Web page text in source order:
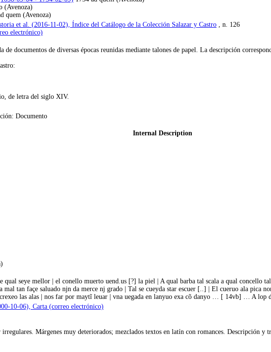
(Avenoza)
quem (Avenoza)
et al. (2016-11-02), Índice del Catálogo de la Colección Salazar y Castro , n. 126
electrónico)
documentos de diversas épocas reunidas mediante talones de papel. La descripción
de letra del siglo XIV.
Documento
Internal Description
seye mellor | el conello muerto uend.us [?] la piel | A qual barba tal scala a qual concello
tan façe saluado njn da merce nj grado | Tal se cueyda star escuer [..] | El cueruo ala pica
las alas | nos far por maytĩ leuar | vna uegada en lanyuo exa cõ danyo … [ 14vb] … A
10-06), Carta (correo electrónico)
Márgenes muy deteriorados; mezclados textos en latín con romances. Descripción y